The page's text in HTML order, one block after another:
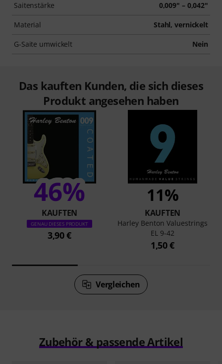
Saitenstärke 0,009" – 0,042"
Material Stahl, vernickelt
G-Saite umwickelt Nein
Das kauften Kunden, die sich dieses
Produkt angesehen haben
46%
KAUFTEN
GENAU DIESES PRODUKT
3,90 €
11%
KAUFTEN
Harley Benton Valuestrings
EL 9-42
1,50 €
Vergleichen
Zubehör & passende Artikel